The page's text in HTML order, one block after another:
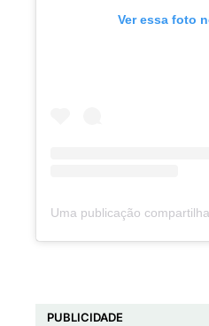
Ver essa foto
PUBLICIDADE